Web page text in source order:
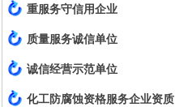
重服务守信用企业
质量服务诚信单位
诚信经营示范单位
化工防腐蚀资格服务企业资质